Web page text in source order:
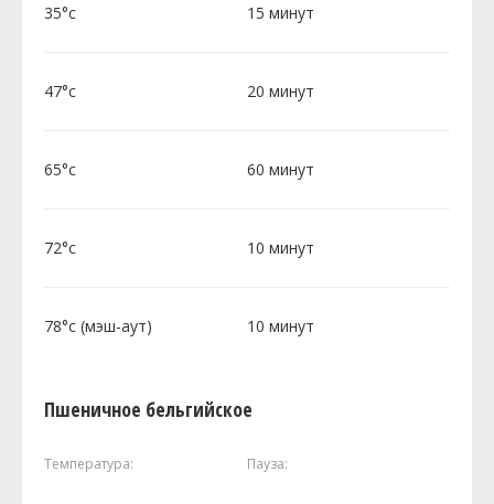
35°c 15 минут
47°c 20 минут
65°c 60 минут
72°c 10 минут
78°c (мэш-аут) 10 минут
Пшеничное бельгийское
Температура: Пауза: